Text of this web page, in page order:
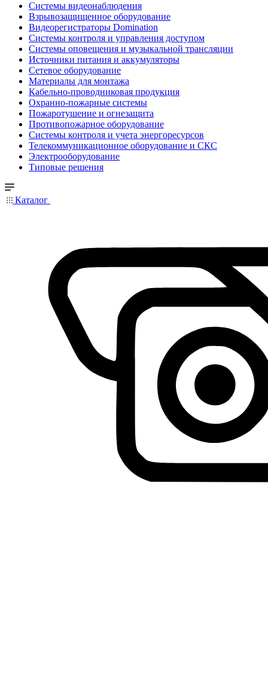
Системы видеонаблюдения
Взрывозащищенное оборудование
Видеорегистраторы Domination
Системы контроля и управления доступом
Системы оповещения и музыкальной трансляции
Источники питания и аккумуляторы
Сетевое оборудование
Материалы для монтажа
Кабельно-проводниковая продукция
Охранно-пожарные системы
Пожаротушение и огнезащита
Противопожарное оборудование
Системы контроля и учета энергоресурсов
Телекоммуникационное оборудование и СКС
Электрооборудование
Типовые решения
Каталог